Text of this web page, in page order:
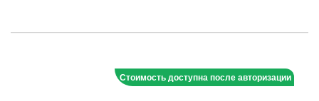
Стоимость доступна после авторизации